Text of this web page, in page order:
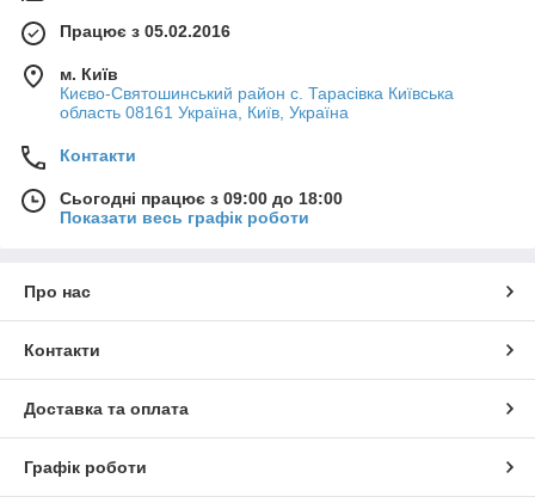
Працює з 05.02.2016
м. Київ
Києво-Святошинський район с. Тарасівка Київська
область 08161 Україна, Київ, Україна
Контакти
Сьогодні працює з 09:00 до 18:00
Показати весь графік роботи
Про нас
Контакти
Доставка та оплата
Графік роботи